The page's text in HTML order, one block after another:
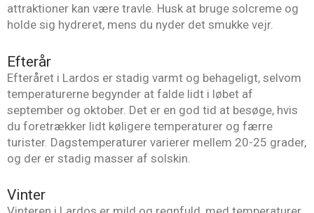
attraktioner kan være travle. Husk at bruge solcreme og
holde sig hydreret, mens du nyder det smukke vejr.
Efterår
Efteråret i Lardos er stadig varmt og behageligt, selvom
temperaturerne begynder at falde lidt i løbet af
september og oktober. Det er en god tid at besøge, hvis
du foretrækker lidt køligere temperaturer og færre
turister. Dagstemperaturer varierer mellem 20-25 grader,
og der er stadig masser af solskin.
Vinter